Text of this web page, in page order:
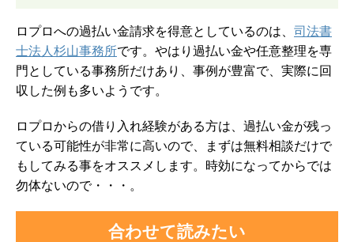
ロプロへの過払い金請求を得意としているのは、 司法書
士法人杉山事務所です。やはり過払い金や任意整理を専
門としている事務所だけあり、事例が豊富で、実際に回
収した例も多いようです。
ロプロからの借り入れ経験がある方は、過払い金が残っ
ている可能性が非常に高いので、まずは無料相談だけで
もしてみる事をオススメします。時効になってからでは
勿体ないので・・・。
合わせて読みたい